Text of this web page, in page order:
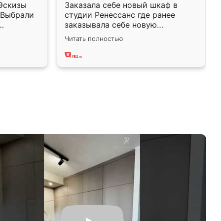
из
только
уже
Заказала себе новый шкаф в
студии Ренессанс где ранее
заказывала себе новую
кухню.Чего искать, когда
качеством вполне довольна.
Служит кухня уже почти два
Читать полностью